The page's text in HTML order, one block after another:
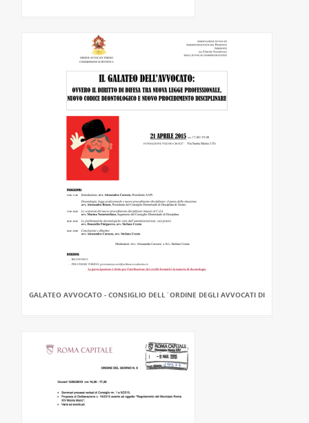
GALATEO AVVOCATO - CONSIGLIO DELL`ORDINE DEGLI AVVOCATI DI